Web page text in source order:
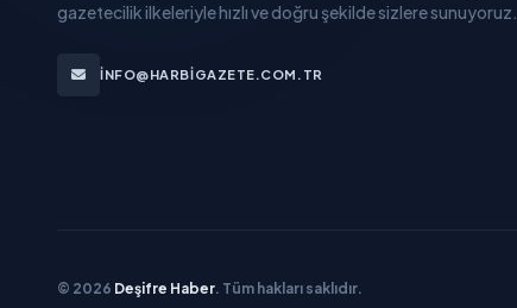
gazetecilik ilkeleriyle hızlı ve doğru şekilde sizlere sunuyoruz.
INFO@HARBIGAZETE.COM.TR
© 2026 Deşifre Haber. Tüm hakları saklıdır.